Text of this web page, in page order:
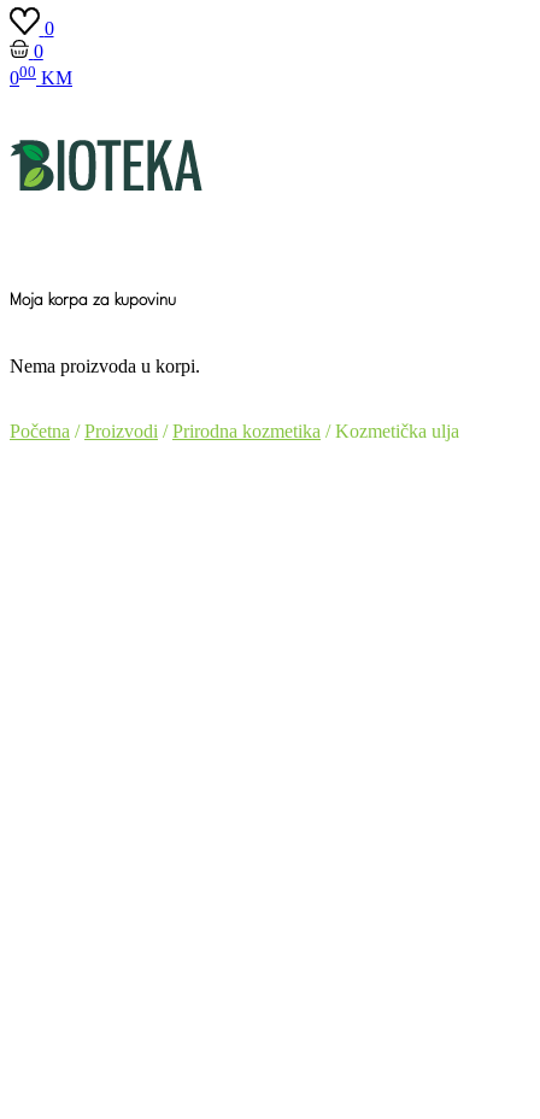
0
0
000 KM
Moja korpa za kupovinu
Nema proizvoda u korpi.
Početna /Proizvodi /Prirodna kozmetika / Kozmetička ulja